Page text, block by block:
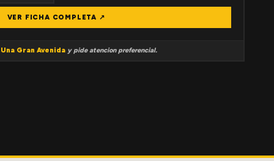
VER FICHA COMPLETA ↗
Una Gran Avenida y pide atencion preferencial.